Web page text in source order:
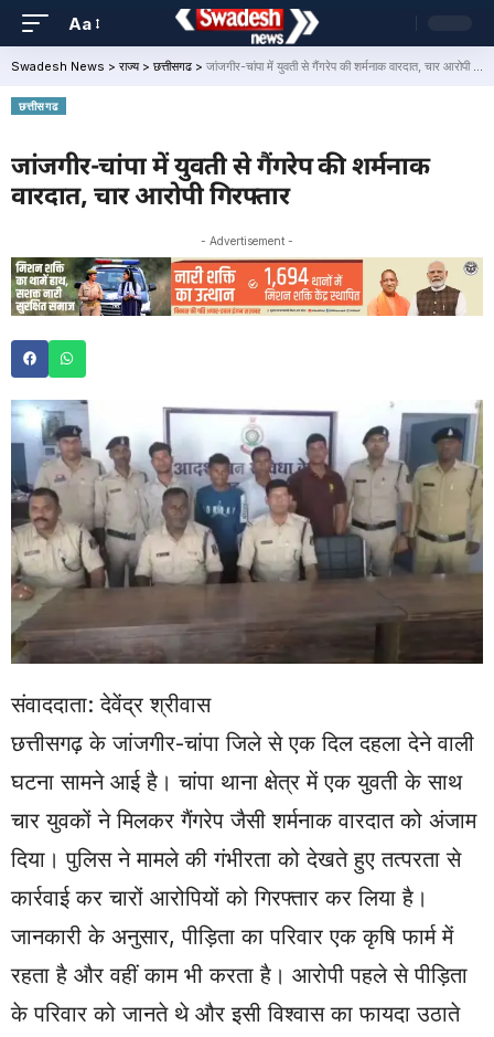
Aa
Swadesh News > राज्य> छत्तीसगढ > जांजगीर-चांपा में युवती से गैंगरेप की शर्मनाक वारदात, चार आरोपी गिरफ्तार
छत्तीसगढ
जांजगीर-चांपा में युवती से गैंगरेप की शर्मनाक
वारदात, चार आरोपी गिरफ्तार
- Advertisement -
संवाददाता: देवेंद्र श्रीवास
छत्तीसगढ़ के जांजगीर-चांपा जिले से एक दिल दहला देने वाली
घटना सामने आई है। चांपा थाना क्षेत्र में एक युवती के साथ
चार युवकों ने मिलकर गैंगरेप जैसी शर्मनाक वारदात को अंजाम
दिया। पुलिस ने मामले की गंभीरता को देखते हुए तत्परता से
कार्रवाई कर चारों आरोपियों को गिरफ्तार कर लिया है।
जानकारी के अनुसार, पीड़िता का परिवार एक कृषि फार्म में
रहता है और वहीं काम भी करता है। आरोपी पहले से पीड़िता
के परिवार को जानते थे और इसी विश्वास का फायदा उठाते